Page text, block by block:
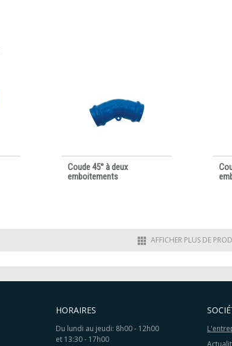
Coude 45° à deux
emboitements
AFFICHER PLUS DE
HORAIRES
Du lundi au jeudi: 8h00 - 12h00
et 13:30 - 17h00